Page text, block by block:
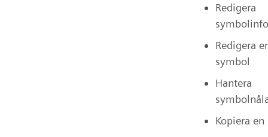
Redigera
Redigera
symbol
Hantera
Kopiera